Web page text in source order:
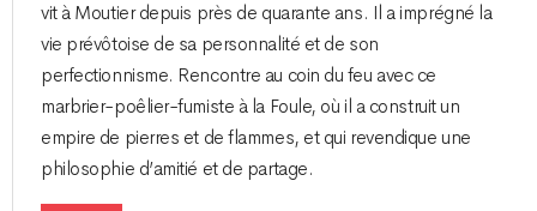
vit à Moutier depuis près de quarante ans. Il a imprégné la
vie prévôtoise de sa personnalité et de son
perfectionnisme. Rencontre au coin du feu avec ce
marbrier-poêlier-fumiste à la Foule, où il a construit un
empire de pierres et de flammes, et qui revendique une
philosophie d’amitié et de partage.